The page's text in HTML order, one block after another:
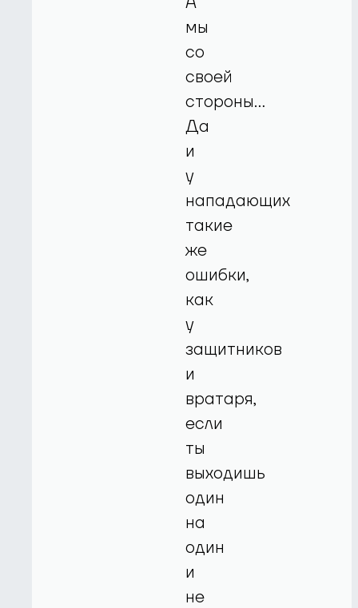
мы
со
своей
стороны…
Да
и
у
нападающих
такие
же
ошибки,
как
у
защитников
и
вратаря,
если
ты
выходишь
один
на
один
и
не